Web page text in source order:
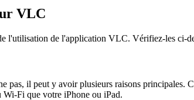
VLC
l'utilisation de l'application VLC. Vérifiez-les ci-
il peut y avoir plusieurs raisons principales.
Wi-Fi que votre iPhone ou iPad.